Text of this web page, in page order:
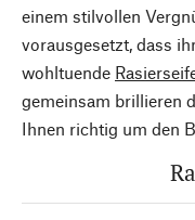
einem stilvollen
vorausgesetzt, dass
wohltuende
gemeinsam brillieren
Ihnen richtig um den